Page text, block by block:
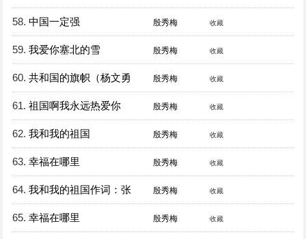
58. 中国一定强 殷秀梅 收藏
59. 我爱你塞北的雪 殷秀梅 收藏
60. 共和国的旗帜（杨文勇 殷秀梅 收藏
61. 祖国啊我永远热爱你 殷秀梅 收藏
62. 我和我的祖国 殷秀梅 收藏
63. 幸福在哪里 殷秀梅 收藏
64. 我和我的祖国作词：张 殷秀梅 收藏
65. 幸福在哪里 殷秀梅 收藏